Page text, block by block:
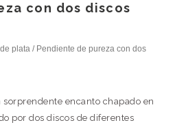
con dos discos
plata / Pendiente de pureza con dos
encanto chapado en
por dos discos de diferentes